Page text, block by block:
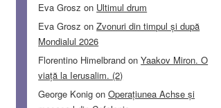
Eva Grosz on Ultimul drum
Eva Grosz onZvonuri din timpul și după
Mondialul 2026
Florentino Himelbrand onYaakov Miron. O
viață la Ierusalim. (2)
George Konig onOperațiunea Achse și